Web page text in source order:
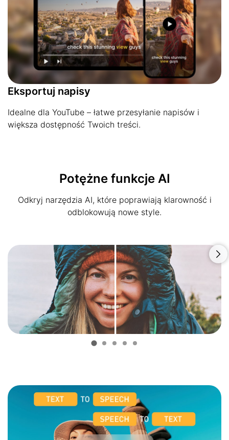
Eksportuj napisy
Idealne dla YouTube – łatwe przesyłanie napisów i
większa dostępność Twoich treści.
Potężne funkcje AI
Odkryj narzędzia AI, które poprawiają klarowność i
odblokowują nowe style.